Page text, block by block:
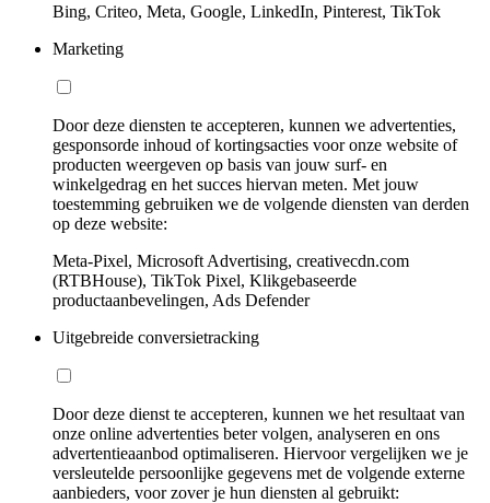
Bing, Criteo, Meta, Google, LinkedIn, Pinterest, TikTok
Marketing
Door deze diensten te accepteren, kunnen we advertenties,
gesponsorde inhoud of kortingsacties voor onze website of
producten weergeven op basis van jouw surf- en
winkelgedrag en het succes hiervan meten. Met jouw
toestemming gebruiken we de volgende diensten van derden
op deze website:
Meta-Pixel, Microsoft Advertising, creativecdn.com
(RTBHouse), TikTok Pixel, Klikgebaseerde
productaanbevelingen, Ads Defender
Uitgebreide conversietracking
Door deze dienst te accepteren, kunnen we het resultaat van
onze online advertenties beter volgen, analyseren en ons
advertentieaanbod optimaliseren. Hiervoor vergelijken we je
versleutelde persoonlijke gegevens met de volgende externe
aanbieders, voor zover je hun diensten al gebruikt: